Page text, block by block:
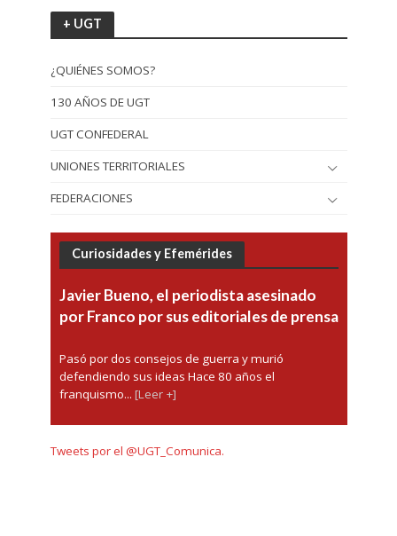
+ UGT
¿QUIÉNES SOMOS?
130 AÑOS DE UGT
UGT CONFEDERAL
UNIONES TERRITORIALES
FEDERACIONES
Curiosidades y Efemérides
Javier Bueno, el periodista asesinado
por Franco por sus editoriales de prensa
Pasó por dos consejos de guerra y murió
defendiendo sus ideas Hace 80 años el
franquismo... [Leer +]
Tweets por el @UGT_Comunica.